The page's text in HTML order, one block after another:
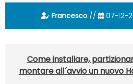
Francesco // 07-12-
Come installare,
montare all´avvio un nuovo